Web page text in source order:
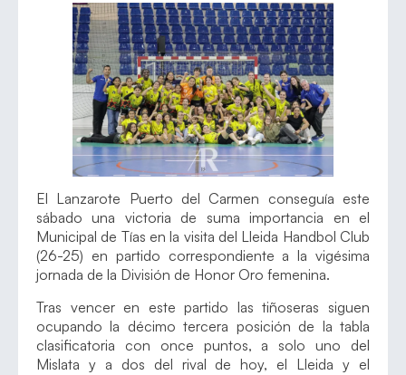
El Lanzarote Puerto del Carmen conseguía este
sábado una victoria de suma importancia en el
Municipal de Tías en la visita del Lleida Handbol Club
(26-25) en partido correspondiente a la vigésima
jornada de la División de Honor Oro femenina.
Tras vencer en este partido las tiñoseras siguen
ocupando la décimo tercera posición de la tabla
clasificatoria con once puntos, a solo uno del
Mislata y a dos del rival de hoy, el Lleida y el